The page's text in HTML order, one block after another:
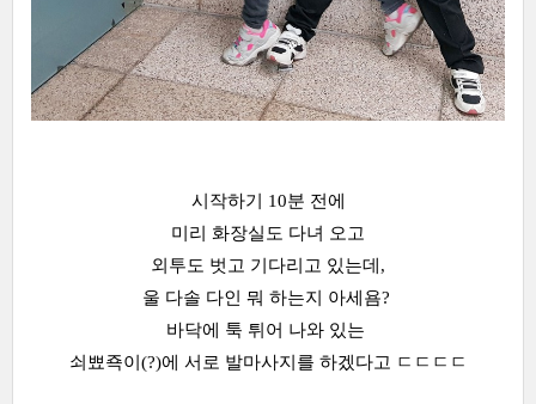
시작하기 10분 전에
미리 화장실도 다녀 오고
외투도 벗고 기다리고 있는데,
울 다솔 다인 뭐 하는지 아세욤?
바닥에 툭 튀어 나와 있는
쇠뾰죡이(?)에 서로 발마사지를 하겠다고 ㄷㄷㄷㄷ